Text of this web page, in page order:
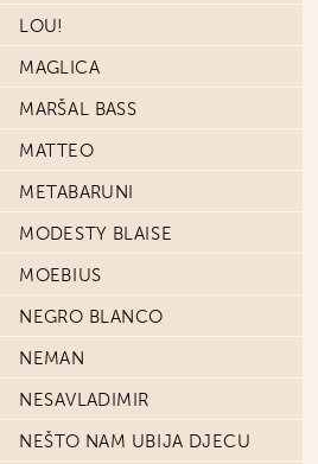
LOU!
MAGLICA
MARŠAL BASS
MATTEO
METABARUNI
MODESTY BLAISE
MOEBIUS
NEGRO BLANCO
NEMAN
NESAVLADIMIR
NEŠTO NAM UBIJA DJECU